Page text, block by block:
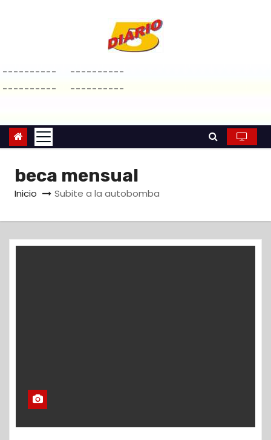
a
r
l
----------
----------
----------
----------
beca mensual
Inicio Subite a la autobomba